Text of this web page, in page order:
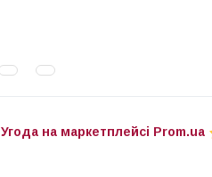
Угода на маркетплейсі Prom.ua